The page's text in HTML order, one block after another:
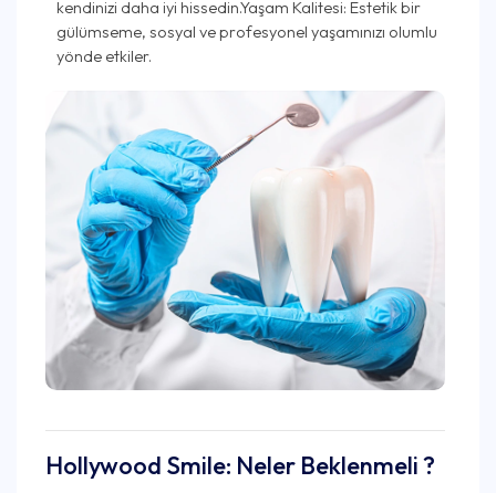
kendinizi daha iyi hissedin.Yaşam Kalitesi: Estetik bir
gülümseme, sosyal ve profesyonel yaşamınızı olumlu
yönde etkiler.
Hollywood Smile: Neler Beklenmeli ?